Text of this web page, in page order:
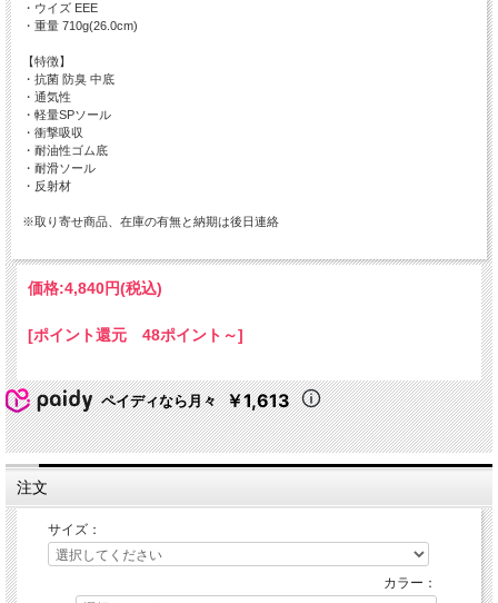
・ウイズ EEE
・重量 710g(26.0cm)
【特徴】
・抗菌 防臭 中底
・通気性
・軽量SPソール
・衝撃吸収
・耐油性ゴム底
・耐滑ソール
・反射材
※取り寄せ商品、在庫の有無と納期は後日連絡
価格:4,840円(税込)
[ポイント還元 48ポイント～]
ペイディなら月々 ￥1,613
注文
サイズ：
カラー：